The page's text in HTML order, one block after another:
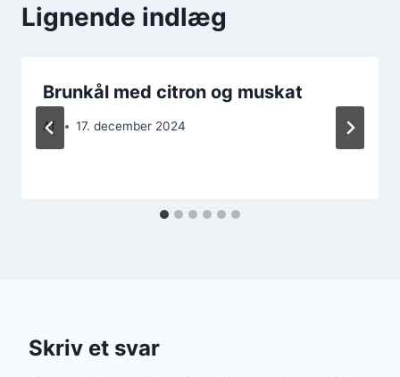
Lignende indlæg
Brunkål med citron og muskat
Af 17. december 2024
Skriv et svar